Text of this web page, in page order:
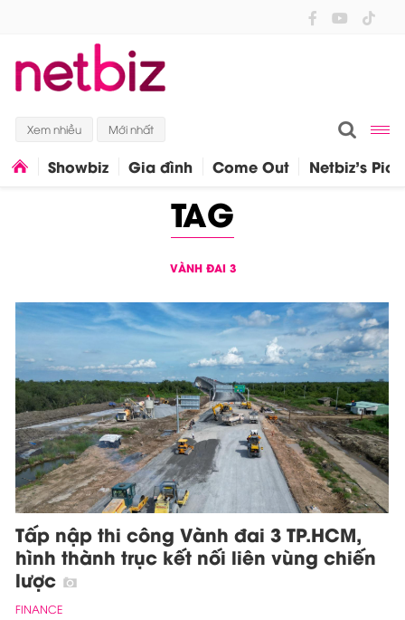
Xem nhiều Mới nhất
Showbiz Gia đình Come Out Netbiz's Pick
TAG
VÀNH ĐAI 3
Tấp nập thi công Vành đai 3 TP.HCM,
hình thành trục kết nối liên vùng chiến
lược
FINANCE